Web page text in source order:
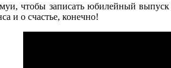
чтобы записать юбилейный
и о счастье, конечно!